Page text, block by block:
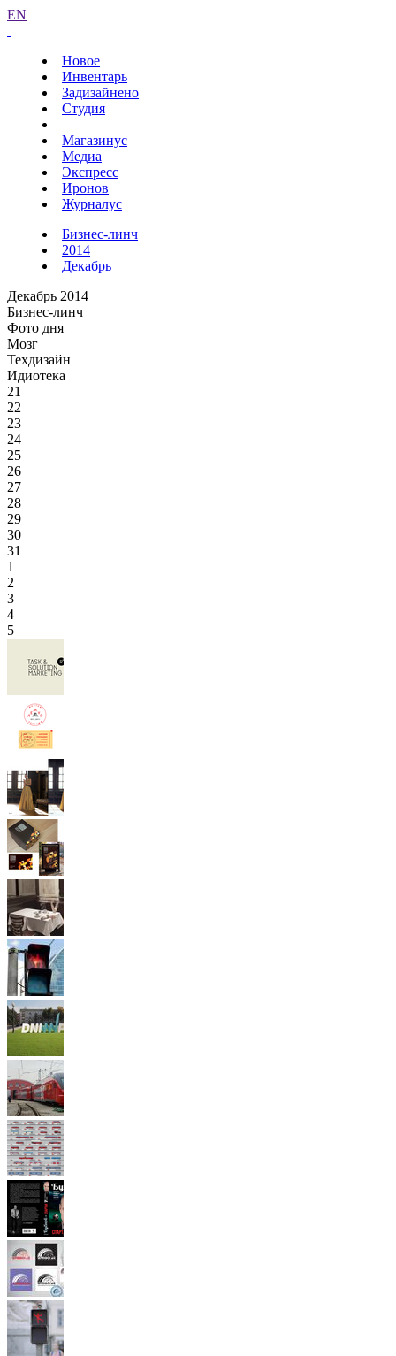
EN
Новое
Инвентарь
Задизайнено
Студия
Магазинус
Медиа
Экспресс
Иронов
Журналус
Бизнес-линч
2014
Декабрь
Декабрь 2014
Бизнес-линч
Фото дня
Мозг
Техдизайн
Идиотека
21
22
23
24
25
26
27
28
29
30
31
1
2
3
4
5